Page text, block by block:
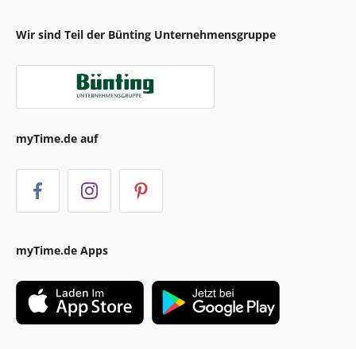
Wir sind Teil der Bünting Unternehmensgruppe
myTime.de auf
myTime.de Apps